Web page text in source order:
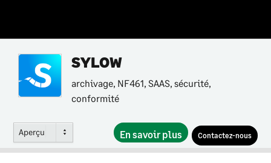
SYLOW
archivage, NF461, SAAS, sécurité,
conformité
Aperçu En savoir plus Contactez-nous